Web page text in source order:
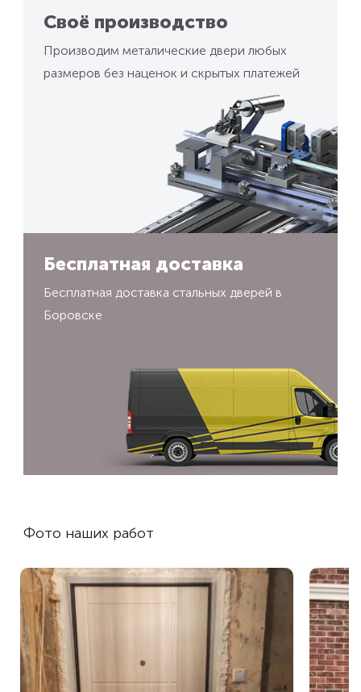
Своё производство
Производим металические двери любых
размеров без наценок и скрытых платежей
Бесплатная доставка
Бесплатная доставка стальных дверей в
Боровске
Фото наших работ